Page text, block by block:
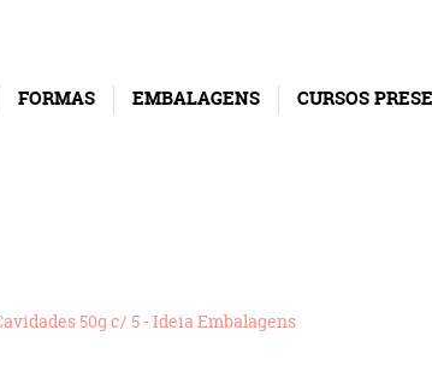
FORMAS EMBALAGENS CURSOS
50g c/ 5 - Ideia Embalagens